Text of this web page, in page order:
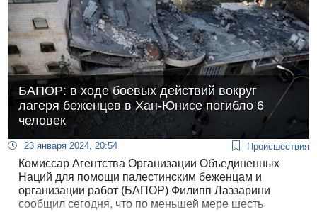
БАПОР: в ходе боевых действий вокруг
лагеря беженцев в Хан-Юнисе погибло 6
человек
23 января 2024, 20:54 Происшествия
Комиссар Агентства Организации Объединенных
Наций для помощи палестинским беженцам и
организации работ (БАПОР) Филипп Лаззарини
сообщил сегодня, что по меньшей мере шесть